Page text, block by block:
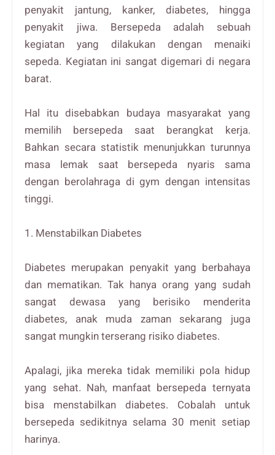
penyakit jantung, kanker, diabetes, hingga
penyakit jiwa. Bersepeda adalah sebuah
kegiatan yang dilakukan dengan menaiki
sepeda. Kegiatan ini sangat digemari di negara
barat.
Hal itu disebabkan budaya masyarakat yang
memilih bersepeda saat berangkat kerja.
Bahkan secara statistik menunjukkan turunnya
masa lemak saat bersepeda nyaris sama
dengan berolahraga di gym dengan intensitas
tinggi.
1. Menstabilkan Diabetes
Diabetes merupakan penyakit yang berbahaya
dan mematikan. Tak hanya orang yang sudah
sangat dewasa yang berisiko menderita
diabetes, anak muda zaman sekarang juga
sangat mungkin terserang risiko diabetes.
Apalagi, jika mereka tidak memiliki pola hidup
yang sehat. Nah, manfaat bersepeda ternyata
bisa menstabilkan diabetes. Cobalah untuk
bersepeda sedikitnya selama 30 menit setiap
harinya.